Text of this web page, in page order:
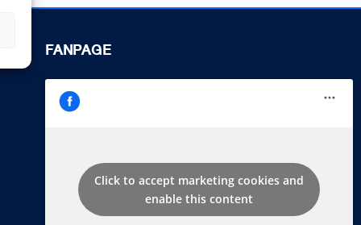
FANPAGE
Click to accept marketing cookies and
enable this content